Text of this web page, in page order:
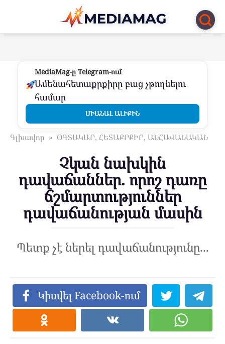
Перейти
контенту
MediaMag-ը Telegram-ում
Ամենահետաքրքիրը բաց չթողնելու
համար
ՄԻԱՆԱԼ ԱԼԻՔԻՆ
Գլխավոր » ՕԳՏԱԿԱՐ, ՀԵՏԱՔՐՔԻՐ, ԱՆՀԱՎԱՆԱԿԱՆ
Չկան նախկին
դավաճաններ. որոշ դառը
ճշմարտություններ
դավաճանության մասին
Պետք չէ ներել դավաճանությունը...
Կիսվել Facebook-ում